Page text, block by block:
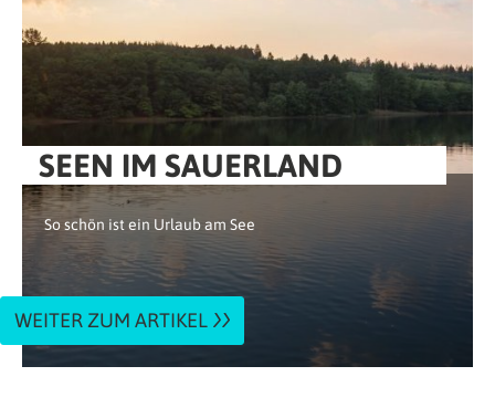
SEEN IM SAUERLAND
So schön ist ein Urlaub am See
WEITER ZUM ARTIKEL